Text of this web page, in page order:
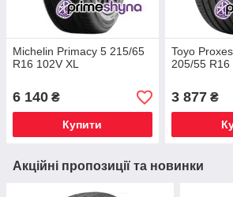
Michelin Primacy 5 215/65
R16 102V XL
6 140 ₴
Купити
Toyo
205/55 R16
3 877₴
Акційні пропозиції та новинки